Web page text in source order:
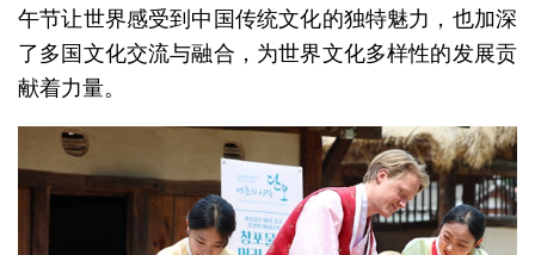
午节让世界感受到中国传统文化的独特魅力，也加深
了多国文化交流与融合，为世界文化多样性的发展贡
献着力量。